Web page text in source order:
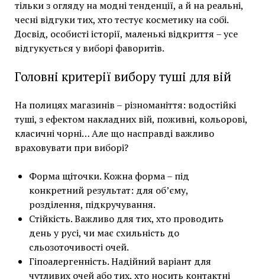
тільки з огляду на модні тенденції, а й на реальні,
чесні відгуки тих, хто тестує косметику на собі.
Досвід, особисті історії, маленькі відкриття – усе
відгукується у виборі фаворитів.
Головні критерії вибору туші для вій
На полицях магазинів – різноманіття: водостійкі
туші, з ефектом накладних вій, поживні, кольорові,
класичні чорні… Але що насправді важливо
враховувати при виборі?
Форма щіточки. Кожна форма – під
конкретний результат: для об’єму,
розділення, підкручування.
Стійкість. Важливо для тих, хто проводить
день у русі, чи має схильність до
сльозоточивості очей.
Гіпоалергенність. Надійний варіант для
чутливих очей або тих, хто носить контактні